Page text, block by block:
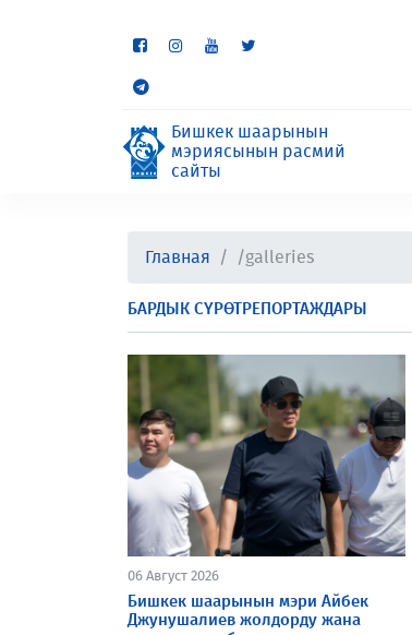
Бишкек шаарынын
мэриясынын расмий
сайты
Главная /galleries
БАРДЫК СҮРӨТРЕПОРТАЖДАРЫ
06 Август 2026
Бишкек шаарынын мэри Айбек
Джунушалиев жолдорду жана